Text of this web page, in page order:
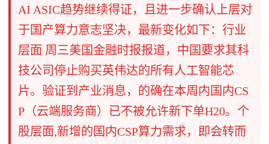
AI ASIC趋势继续得证，且进一步确认上层对
于国产算力意志坚决，最新变化如下：行业
层面 周三美国金融时报报道，中国要求其科
技公司停止购买英伟达的所有人工智能芯
片。验证到产业消息，的确在本周内国内CS
P（云端服务商）已不被允许新下单H20。个
股层面,新增的国内CSP算力需求，即会转而